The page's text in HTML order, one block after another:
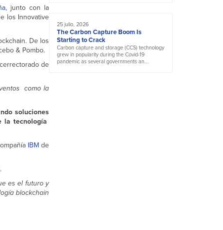
, junto con la
los Innovative
De los
& Pombo.
de
como la
soluciones
la tecnología
IBMde
es el futuro y
blockchain
25 julio, 2026
The Carbon Capture Boom Is
Starting to Crack
Carbon capture and storage (CCS) technology
grew in popularity during the Covid-19
pandemic as several governments an...